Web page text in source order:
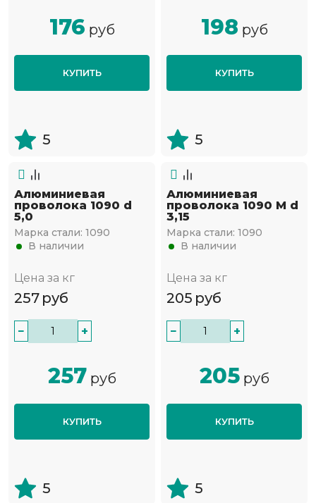
176 руб
КУПИТЬ
5
198 руб
КУПИТЬ
5
Алюминиевая
проволока 1090 d
5,0
Марка стали: 1090
В наличии
Цена за кг
257 руб
− +
257 руб
КУПИТЬ
5
Алюминиевая
проволока 1090 М d
3,15
Марка стали: 1090
В наличии
Цена за кг
205 руб
− +
205руб
КУПИТЬ
5